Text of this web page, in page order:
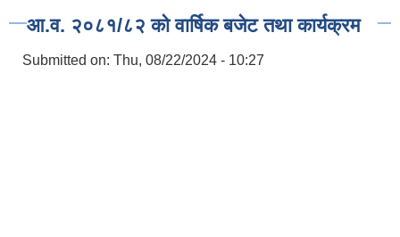
आ.व. २०८१/८२ को वार्षिक बजेट तथा कार्यक्रम
Submitted on: Thu, 08/22/2024 - 10:27